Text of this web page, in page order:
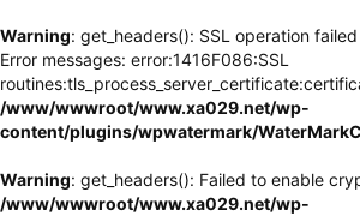
Warning: get_headers(): SSL operation
Error messages: error:1416F086:SSL
/www/wwwroot/www.xa029.net/wp-
content/plugins/wpwatermark/
Warning: get_headers(): Failed to enable
/www/wwwroot/www.xa029.net/wp-